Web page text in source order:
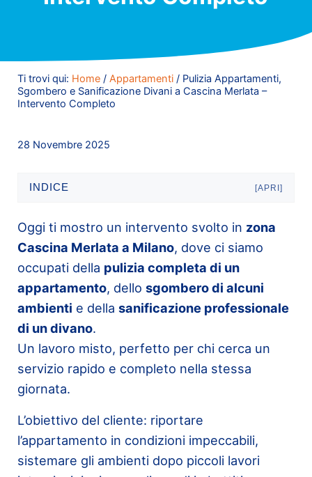
Ti trovi qui: Home / Appartamenti /Pulizia Appartamenti,
Sgombero e Sanificazione Divani a Cascina Merlata –
Intervento Completo
28 Novembre 2025
INDICE [APRI]
Oggi ti mostro un intervento svolto in zona
Cascina Merlata a Milano, dove ci siamo
occupati della pulizia completa di un
appartamento, dello sgombero di alcuni
ambienti e della sanificazione professionale
di un divano.
Un lavoro misto, perfetto per chi cerca un
servizio rapido e completo nella stessa
giornata.
L’obiettivo del cliente: riportare
l’appartamento in condizioni impeccabili,
sistemare gli ambienti dopo piccoli lavori